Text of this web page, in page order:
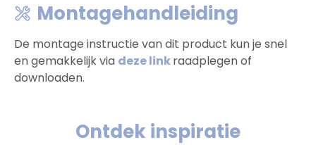
Montagehandleiding
De montage instructie van dit product kun je snel
en gemakkelijk via deze linkraadplegen of
downloaden.
Ontdek inspiratie